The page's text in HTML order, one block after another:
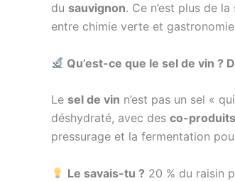
du sauvignon. Ce n’est plus de
entre chimie verte et
Qu’est-ce que le sel de vin ?
Le sel de vin n’est pas un sel «
déshydraté, avec des co-
pressurage et la fermentation
Le savais-tu ? 20 % du raisin